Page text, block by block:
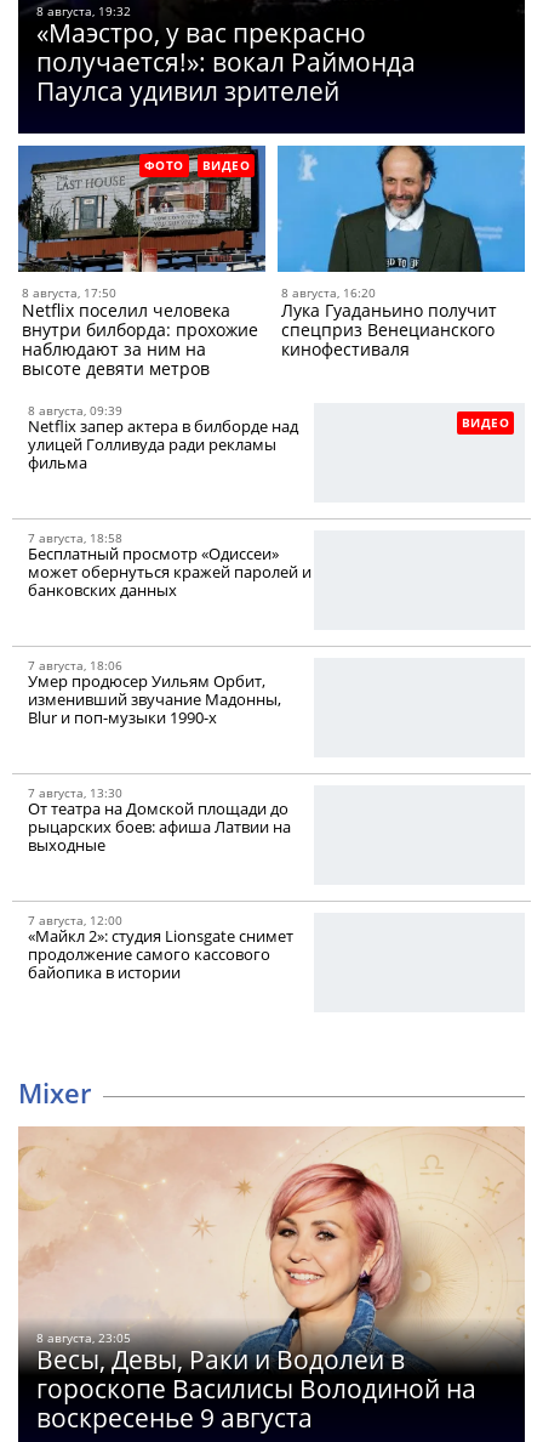
8 августа, 19:32
«Маэстро, у вас прекрасно
получается!»: вокал Раймонда
Паулса удивил зрителей
ФОТО ВИДЕО
8 августа, 17:50
Netflix поселил человека
внутри билборда: прохожие
наблюдают за ним на
высоте девяти метров
8 августа, 16:20
Лука Гуаданьино получит
спецприз Венецианского
кинофестиваля
ВИДЕО
8 августа, 09:39
Netflix запер актера в билборде над
улицей Голливуда ради рекламы
фильма
7 августа, 18:58
Бесплатный просмотр «Одиссеи»
может обернуться кражей паролей и
банковских данных
7 августа, 18:06
Умер продюсер Уильям Орбит,
изменивший звучание Мадонны,
Blur и поп-музыки 1990-х
7 августа, 13:30
От театра на Домской площади до
рыцарских боев: афиша Латвии на
выходные
7 августа, 12:00
«Майкл 2»: студия Lionsgate снимет
продолжение самого кассового
байопика в истории
Mixer
8 августа, 23:05
Весы, Девы, Раки и Водолеи в
гороскопе Василисы Володиной на
воскресенье 9 августа